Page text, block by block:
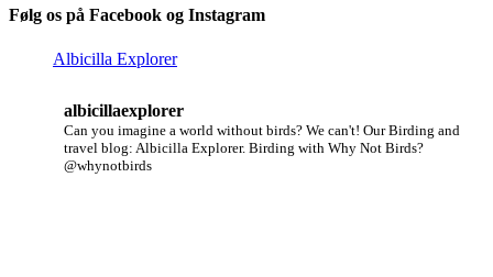
Følg os på Facebook og Instagram
Albicilla Explorer
albicillaexplorer
Can you imagine a world without birds? We can't! Our Birding and
travel blog: Albicilla Explorer. Birding with Why Not Birds?
@whynotbirds